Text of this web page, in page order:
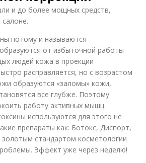
и до более мощных средств,
потому и называются
от избыточной работы
людей кожа в проекции
расправляется, но с возрастом
образуются «заломы» кожи,
все глубже. Поэтому
работу активных мышц.
используются для этого не
препараты как: Ботокс, Диспорт,
стандартом косметологии
Эффект уже через неделю!